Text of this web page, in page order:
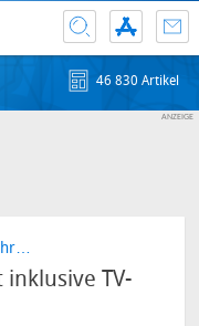
46 830 Artikel
inklusive TV-